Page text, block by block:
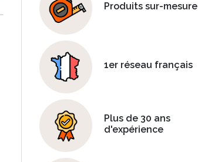
Produits sur-mesure
1er réseau français
Plus de 30 ans
d'expérience